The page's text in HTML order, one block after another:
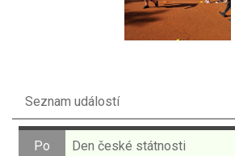
Seznam událostí
Po
Den české státnosti